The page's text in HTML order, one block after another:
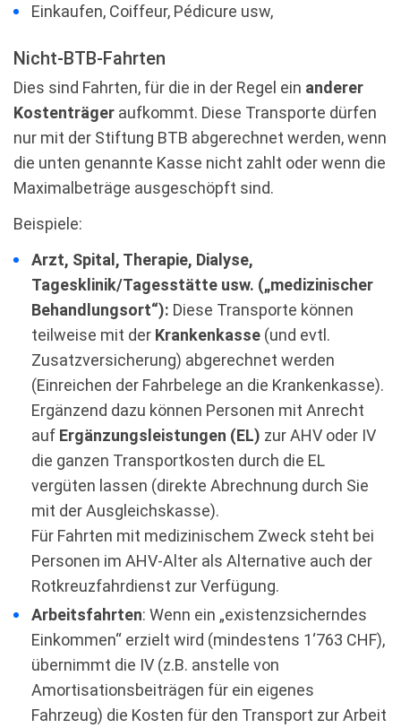
Einkaufen, Coiffeur, Pédicure usw,
Nicht-BTB-Fahrten
Dies sind Fahrten, für die in der Regel ein anderer
Kostenträger aufkommt. Diese Transporte dürfen
nur mit der Stiftung BTB abgerechnet werden, wenn
die unten genannte Kasse nicht zahlt oder wenn die
Maximalbeträge ausgeschöpft sind.
Beispiele:
Arzt, Spital, Therapie, Dialyse,
Tagesklinik/Tagesstätte usw. („medizinischer
Behandlungsort“): Diese Transporte können
teilweise mit der Krankenkasse (und evtl.
Zusatzversicherung) abgerechnet werden
(Einreichen der Fahrbelege an die Krankenkasse).
Ergänzend dazu können Personen mit Anrecht
auf Ergänzungsleistungen (EL) zur AHV oder IV
die ganzen Transportkosten durch die EL
vergüten lassen (direkte Abrechnung durch Sie
mit der Ausgleichskasse).
Für Fahrten mit medizinischem Zweck steht bei
Personen im AHV-Alter als Alternative auch der
Rotkreuzfahrdienst zur Verfügung.
Arbeitsfahrten: Wenn ein „existenzsicherndes
Einkommen“ erzielt wird (mindestens 1‘763 CHF),
übernimmt die IV (z.B. anstelle von
Amortisationsbeiträgen für ein eigenes
Fahrzeug) die Kosten für den Transport zur Arbeit